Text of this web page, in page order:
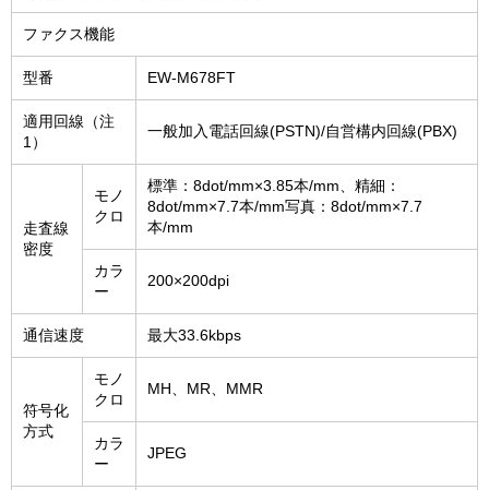
ファクス機能
型番 EW-M678FT
適用回線（注
1）
一般加入電話回線(PSTN)/自営構内回線(PBX)
走査線
密度
モノ
クロ
標準：8dot/mm×3.85本/mm、精細：
8dot/mm×7.7本/mm写真：8dot/mm×7.7
本/mm
カラ
ー
200×200dpi
通信速度 最大33.6kbps
符号化
方式
モノ
クロ
MH、MR、MMR
カラ
ー
JPEG